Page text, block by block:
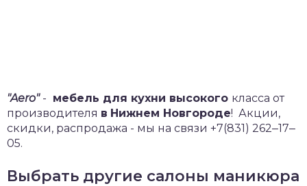
"Aero"- мебель для кухни высокого класса от
производителя в Нижнем Новгороде! Акции,
скидки, распродажа - мы на связи +7(831) 262‒17‒
05.
Выбрать другие салоны маникюра